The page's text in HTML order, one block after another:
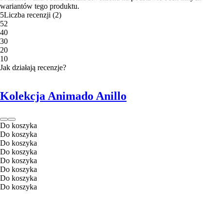
wariantów tego produktu.
5Liczba recenzji (2)
52
40
30
20
10
Jak działają recenzje?
Kolekcja Animado Anillo
Do koszyka
Do koszyka
Do koszyka
Do koszyka
Do koszyka
Do koszyka
Do koszyka
Do koszyka